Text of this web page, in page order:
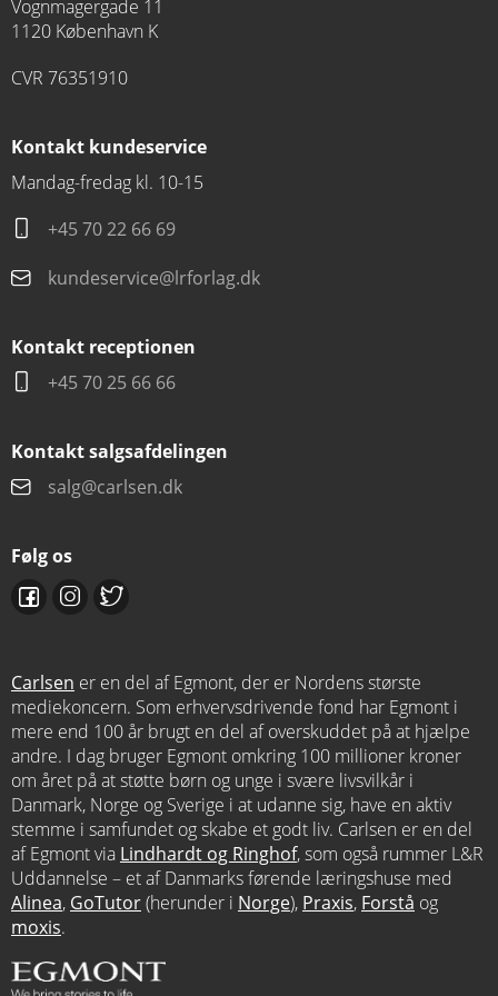
Vognmagergade 11
1120 København K
CVR 76351910
Kontakt kundeservice
Mandag-fredag kl. 10-15
+45 70 22 66 69
kundeservice@lrforlag.dk
Kontakt receptionen
+45 70 25 66 66
Kontakt salgsafdelingen
salg@carlsen.dk
Følg os
Carlsen er en del af Egmont, der er Nordens største
mediekoncern. Som erhvervsdrivende fond har Egmont i
mere end 100 år brugt en del af overskuddet på at hjælpe
andre. I dag bruger Egmont omkring 100 millioner kroner
om året på at støtte børn og unge i svære livsvilkår i
Danmark, Norge og Sverige i at udanne sig, have en aktiv
stemme i samfundet og skabe et godt liv. Carlsen er en del
af Egmont via Lindhardt og Ringhof, som også rummer L&R
Uddannelse – et af Danmarks førende læringshuse med
Alinea, GoTutor(herunder i Norge), Praxis, Forstå og
moxis.